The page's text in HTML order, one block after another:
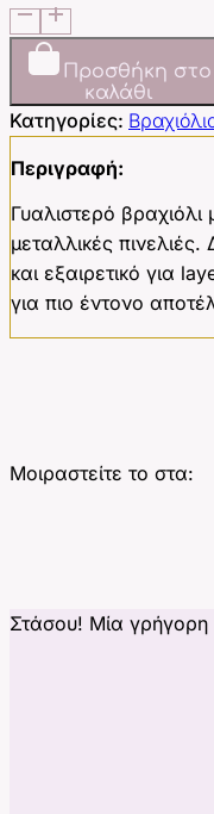
Bangle
ποσότητα
Προσθήκη στο
καλάθι
Κατηγορίες:
Περιγραφή:
Γυαλιστερό
μεταλλικές
και εξαιρετικό για
για πιο έντονο
Μοιραστείτε το στα:
Στάσου! Μία γρήγορη